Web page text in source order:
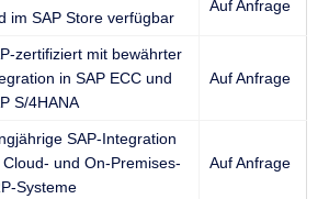
im SAP Store verfügbar
Auf Anfrage
zertifiziert mit bewährter
in SAP ECC und
S/4HANA
Auf Anfrage
SAP-Integration
Cloud- und On-Premises-
Systeme
Auf Anfrage